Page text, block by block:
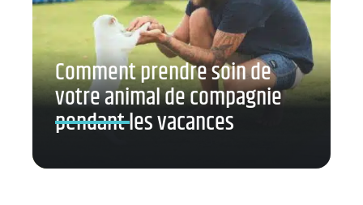
Comment prendre soin de
votre animal de compagnie
pendant les vacances